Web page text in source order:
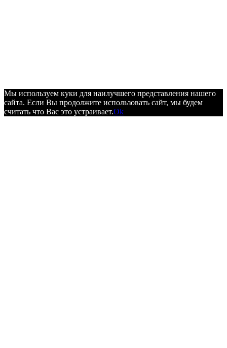
Мы используем куки для наилучшего представления нашего
сайта. Если Вы продолжите использовать сайт, мы будем
считать что Вас это устраивает.Ok